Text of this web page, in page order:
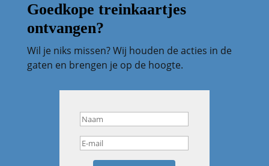
Goedkope treinkaartjes
ontvangen?
Wil je niks missen? Wij houden de acties in de
gaten en brengen je op de hoogte.